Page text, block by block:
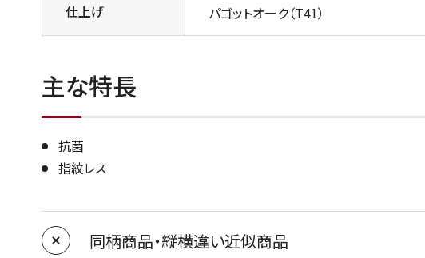
仕上げ パゴットオーク（T41）
主な特長
抗菌
指紋レス
同柄商品・縦横違い近似商品